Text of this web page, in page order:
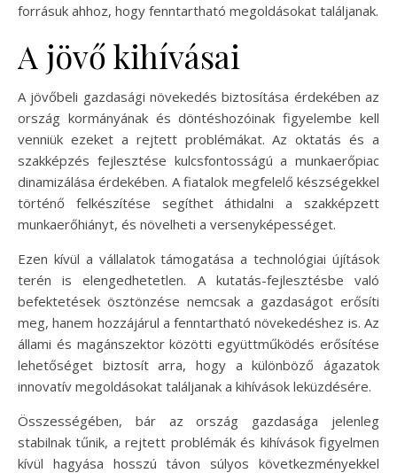
forrásuk ahhoz, hogy fenntartható megoldásokat találjanak.
A jövő kihívásai
A jövőbeli gazdasági növekedés biztosítása érdekében az
ország kormányának és döntéshozóinak figyelembe kell
venniük ezeket a rejtett problémákat. Az oktatás és a
szakképzés fejlesztése kulcsfontosságú a munkaerőpiac
dinamizálása érdekében. A fiatalok megfelelő készségekkel
történő felkészítése segíthet áthidalni a szakképzett
munkaerőhiányt, és növelheti a versenyképességet.
Ezen kívül a vállalatok támogatása a technológiai újítások
terén is elengedhetetlen. A kutatás-fejlesztésbe való
befektetések ösztönzése nemcsak a gazdaságot erősíti
meg, hanem hozzájárul a fenntartható növekedéshez is. Az
állami és magánszektor közötti együttműködés erősítése
lehetőséget biztosít arra, hogy a különböző ágazatok
innovatív megoldásokat találjanak a kihívások leküzdésére.
Összességében, bár az ország gazdasága jelenleg
stabilnak tűnik, a rejtett problémák és kihívások figyelmen
kívül hagyása hosszú távon súlyos következményekkel